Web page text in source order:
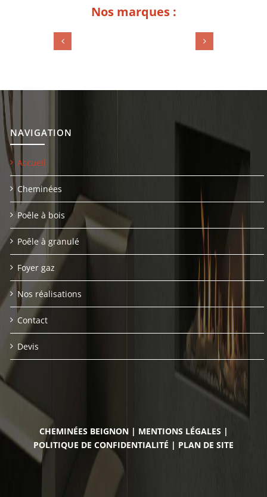
Nos marques :
NAVIGATION
Accueil
Cheminées
Poêle à bois
Poêle à granulé
Foyer gaz
Nos réalisations
Contact
Devis
CHEMINÉES BEIGNON| MENTIONS LÉGALES |
POLITIQUE DE CONFIDENTIALITÉ | PLAN DE SITE